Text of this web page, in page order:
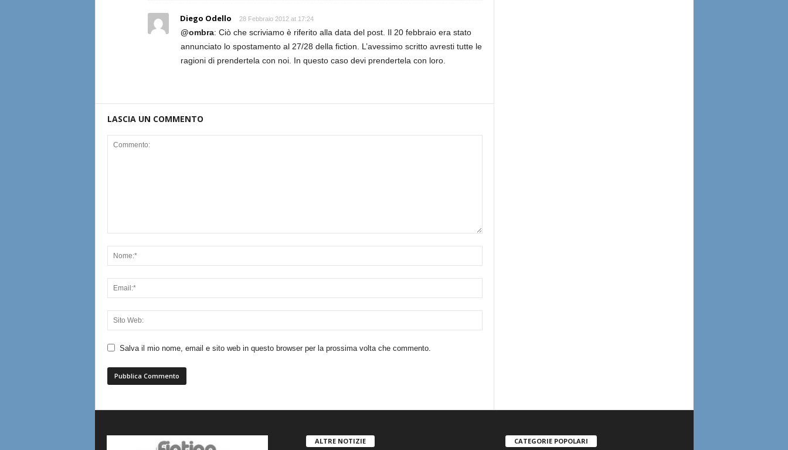
Diego Odello 28 Febbraio 2012 at 17:24
@ombra: Ciò che scriviamo è riferito alla data del post. Il 20 febbraio era stato
annunciato lo spostamento al 27/28 della fiction. L’avessimo scritto avresti tutte le
ragioni di prendertela con noi. In questo caso devi prendertela con loro.
LASCIA UN COMMENTO
Salva il mio nome, email e sito web in questo browser per la prossima volta che commento.
ALTRE NOTIZIE CATEGORIE POPOLARI